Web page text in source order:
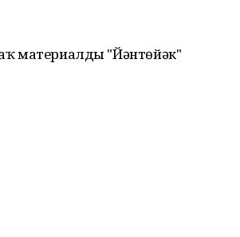
материалды "Йәнтөйәк"